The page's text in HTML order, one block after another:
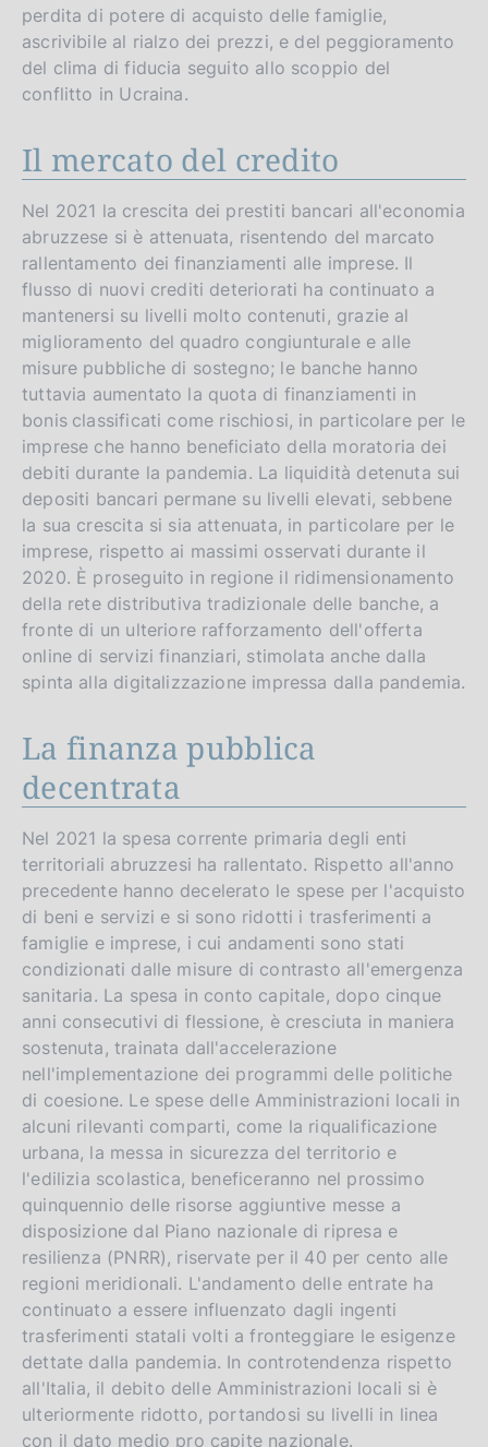
perdita di potere di acquisto delle famiglie,
ascrivibile al rialzo dei prezzi, e del peggioramento
del clima di fiducia seguito allo scoppio del
conflitto in Ucraina.
Il mercato del credito
Nel 2021 la crescita dei prestiti bancari all'economia
abruzzese si è attenuata, risentendo del marcato
rallentamento dei finanziamenti alle imprese. Il
flusso di nuovi crediti deteriorati ha continuato a
mantenersi su livelli molto contenuti, grazie al
miglioramento del quadro congiunturale e alle
misure pubbliche di sostegno; le banche hanno
tuttavia aumentato la quota di finanziamenti in
bonis classificati come rischiosi, in particolare per le
imprese che hanno beneficiato della moratoria dei
debiti durante la pandemia. La liquidità detenuta sui
depositi bancari permane su livelli elevati, sebbene
la sua crescita si sia attenuata, in particolare per le
imprese, rispetto ai massimi osservati durante il
2020. È proseguito in regione il ridimensionamento
della rete distributiva tradizionale delle banche, a
fronte di un ulteriore rafforzamento dell'offerta
online di servizi finanziari, stimolata anche dalla
spinta alla digitalizzazione impressa dalla pandemia.
La finanza pubblica
decentrata
Nel 2021 la spesa corrente primaria degli enti
territoriali abruzzesi ha rallentato. Rispetto all'anno
precedente hanno decelerato le spese per l'acquisto
di beni e servizi e si sono ridotti i trasferimenti a
famiglie e imprese, i cui andamenti sono stati
condizionati dalle misure di contrasto all'emergenza
sanitaria. La spesa in conto capitale, dopo cinque
anni consecutivi di flessione, è cresciuta in maniera
sostenuta, trainata dall'accelerazione
nell'implementazione dei programmi delle politiche
di coesione. Le spese delle Amministrazioni locali in
alcuni rilevanti comparti, come la riqualificazione
urbana, la messa in sicurezza del territorio e
l'edilizia scolastica, beneficeranno nel prossimo
quinquennio delle risorse aggiuntive messe a
disposizione dal Piano nazionale di ripresa e
resilienza (PNRR), riservate per il 40 per cento alle
regioni meridionali. L'andamento delle entrate ha
continuato a essere influenzato dagli ingenti
trasferimenti statali volti a fronteggiare le esigenze
dettate dalla pandemia. In controtendenza rispetto
all'Italia, il debito delle Amministrazioni locali si è
ulteriormente ridotto, portandosi su livelli in linea
con il dato medio pro capite nazionale.